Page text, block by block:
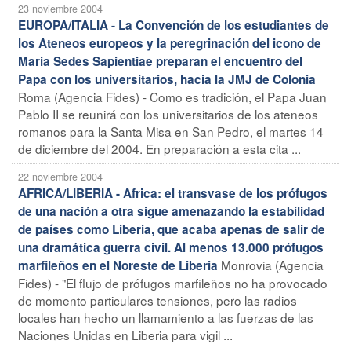
23 noviembre 2004
EUROPA/ITALIA - La Convención de los estudiantes de
los Ateneos europeos y la peregrinación del icono de
Maria Sedes Sapientiae preparan el encuentro del
Papa con los universitarios, hacia la JMJ de Colonia
Roma (Agencia Fides) - Como es tradición, el Papa Juan
Pablo II se reunirá con los universitarios de los ateneos
romanos para la Santa Misa en San Pedro, el martes 14
de diciembre del 2004. En preparación a esta cita ...
22 noviembre 2004
AFRICA/LIBERIA - Africa: el transvase de los prófugos
de una nación a otra sigue amenazando la estabilidad
de países como Liberia, que acaba apenas de salir de
una dramática guerra civil. Al menos 13.000 prófugos
marfileños en el Noreste de Liberia Monrovia (Agencia
Fides) - "El flujo de prófugos marfileños no ha provocado
de momento particulares tensiones, pero las radios
locales han hecho un llamamiento a las fuerzas de las
Naciones Unidas en Liberia para vigil ...